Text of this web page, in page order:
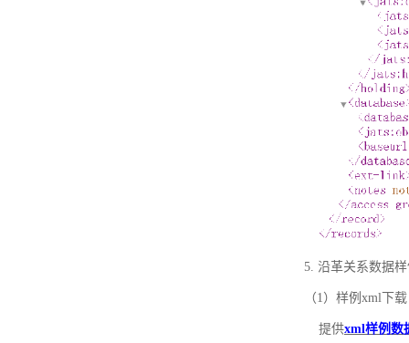
5. 沿革关系数据
（1）样例xml下载
提供xml样例数